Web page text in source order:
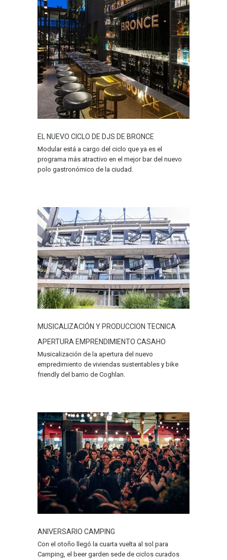
EL NUEVO CICLO DE DJS DE BRONCE
Modular está a cargo del ciclo que ya es el
programa más atractivo en el mejor bar del nuevo
polo gastronómico de la ciudad.
MUSICALIZACIÓN Y PRODUCCION TECNICA
APERTURA EMPRENDIMIENTO CASAHO
Musicalización de la apertura del nuevo
empredimiento de viviendas sustentables y bike
friendly del barrio de Coghlan.
ANIVERSARIO CAMPING
Con el otoño llegó la cuarta vuelta al sol para
Camping, el beer garden sede de ciclos curados